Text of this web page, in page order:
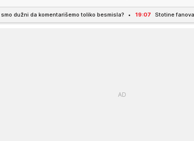
toliko besmisla? 19:07 Stotine fanova satima čekalo